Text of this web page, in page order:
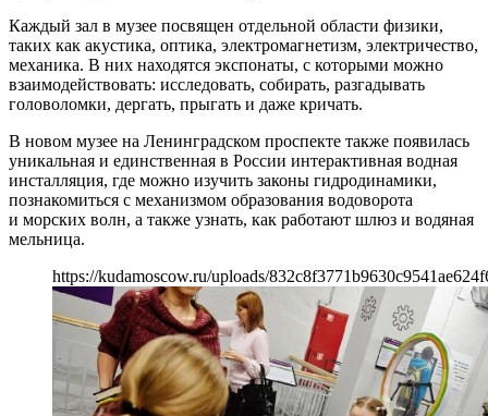
Каждый зал в музее посвящен отдельной области физики,
таких как акустика, оптика, электромагнетизм, электричество,
механика. В них находятся экспонаты, с которыми можно
взаимодействовать: исследовать, собирать, разгадывать
головоломки, дергать, прыгать и даже кричать.
В новом музее на Ленинградском проспекте также появилась
уникальная и единственная в России интерактивная водная
инсталляция, где можно изучить законы гидродинамики,
познакомиться с механизмом образования водоворота
и морских волн, а также узнать, как работают шлюз и водяная
мельница.
https://kudamoscow.ru/uploads/